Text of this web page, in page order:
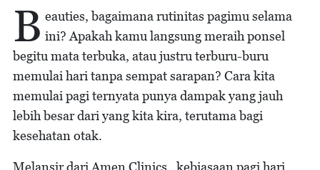
B eauties, bagaimana rutinitas pagimu selama
ini? Apakah kamu langsung meraih ponsel
begitu mata terbuka, atau justru terburu-buru
memulai hari tanpa sempat sarapan? Cara kita
memulai pagi ternyata punya dampak yang jauh
lebih besar dari yang kita kira, terutama bagi
kesehatan otak.
Melansir dari Amen Clinics, kebiasaan pagi hari